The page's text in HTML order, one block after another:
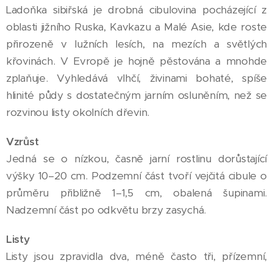
Ladoňka sibiřská je drobná cibulovina pocházející z
oblasti jižního Ruska, Kavkazu a Malé Asie, kde roste
přirozeně v lužních lesích, na mezích a světlých
křovinách. V Evropě je hojně pěstována a mnohde
zplaňuje. Vyhledává vlhčí, živinami bohaté, spíše
hlinité půdy s dostatečným jarním osluněním, než se
rozvinou listy okolních dřevin.
Vzrůst
Jedná se o nízkou, časně jarní rostlinu dorůstající
výšky 10–20 cm. Podzemní část tvoří vejčitá cibule o
průměru přibližně 1–1,5 cm, obalená šupinami.
Nadzemní část po odkvětu brzy zasychá.
Listy
Listy jsou zpravidla dva, méně často tři, přízemní,